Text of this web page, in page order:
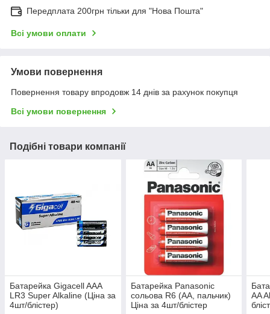
Передплата 200грн тільки для "Нова Пошта"
Всі умови оплати
Умови повернення
Повернення товару впродовж 14 днів за рахунок покупця
Всі умови повернення
Подібні товари компанії
Батарейка Gigacell AAA
LR3 Super Alkaline (Ціна за
4шт/блістер)
Батарейка Panasonic
сольова R6 (АА, пальчик)
Ціна за 4шт/блістер
AA